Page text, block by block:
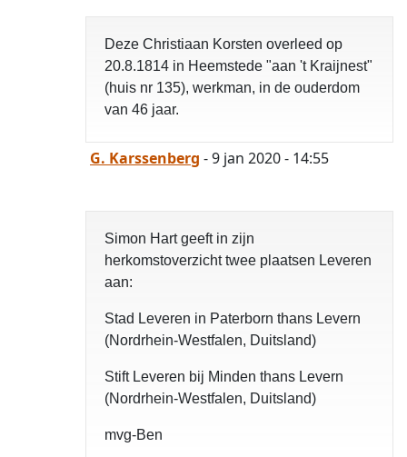
Deze Christiaan Korsten overleed op
20.8.1814 in Heemstede "aan 't Kraijnest"
(huis nr 135), werkman, in de ouderdom
van 46 jaar.
G. Karssenberg - 9 jan 2020 - 14:55
Simon Hart geeft in zijn
herkomstoverzicht twee plaatsen Leveren
aan:
Stad Leveren in Paterborn thans Levern
(Nordrhein-Westfalen, Duitsland)
Stift Leveren bij Minden thans Levern
(Nordrhein-Westfalen, Duitsland)
mvg-Ben